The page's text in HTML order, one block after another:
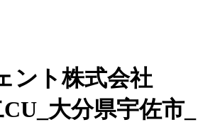
ント株式会社
大分県宇佐市_